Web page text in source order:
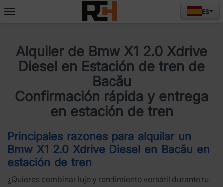
Deschide
ES
Alquiler de Bmw X1 2.0 Xdrive
Diesel en Estación de tren de
Bacău
Confirmación rápida y entrega
en estación de tren
Principales razones para alquilar un
Bmw X1 2.0 Xdrive Diesel en Bacău en
estación de tren
¿Quieres combinar lujo y rendimiento versátil durante tu